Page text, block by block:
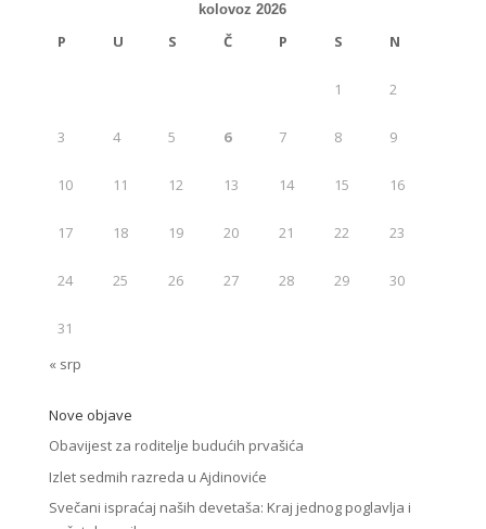
kolovoz 2026
P U S Č P S N
1 2
3 4 5 6 7 8 9
10 11 12 13 14 15 16
17 18 19 20 21 22 23
24 25 26 27 28 29 30
31
« srp
Nove objave
Obavijest za roditelje budućih prvašića
Izlet sedmih razreda u Ajdinoviće
Svečani ispraćaj naših devetaša: Kraj jednog poglavlja i